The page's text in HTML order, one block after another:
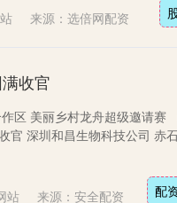
来源：选倍网配资
收官
区 美丽乡村龙舟超级邀请赛
官 深圳和昌生物科技公司 赤
配
来源：安全配资
站